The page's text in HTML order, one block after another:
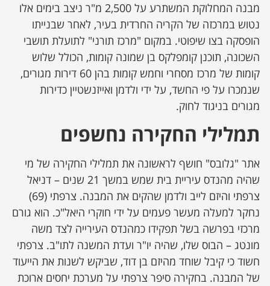
מבנה המחלוקת המשתרע על 2,500 מ"ר ניצב בימים אלו
נטוש במרכזה של הקריה החרדית בעיר, לאחר שבנייתו
הופסקה בצו שיפוטי. במקום "מרכז תורני" לתועלת תושבי
השכונה, תוכנן קומפלקס בן שמונה קומות, הכולל שלוש
קומות של מרכז מסחרי וחמש קומות בהן 60 דירות מגורים,
שנמכרו על פי החשד, על ידי ולדמן ואייזנשטיין כדירות
מגורים בניגוד לחוק.
תמלילי החקירה נחשפים
אתר "גלובס" חושף לראשונה את תמלילי החקירה של מי
שהיה מהנדס עיריית בית שמש במשך 21 שנים – דניאל
צרפתי והיזם לייב ולדמן שהקים את המבנה. צרפתי (69)
נחקר למעלה מעשר פעמים על ידי חוקרי היאל"כ. הוא גורם
מרכזי בפרשה בשל תפקידו כמהנדס העירייה לצד משה
מונטג – הבוס שלו, שהיה יו"ר ועדת המשנה לתו"ב. צרפתי
חשוד כי קיבל שוחד מהיזם בן דוד, שביקש לשנות את הייעוד
של המבנה. בחקירה סיפר צרפתי על מערכת יחסים ארוכת